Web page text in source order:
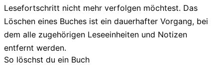
Lesefortschritt nicht mehr verfolgen möchtest. Das
Löschen eines Buches ist ein dauerhafter Vorgang, bei
dem alle zugehörigen Leseeinheiten und Notizen
entfernt werden.
So löschst du ein Buch